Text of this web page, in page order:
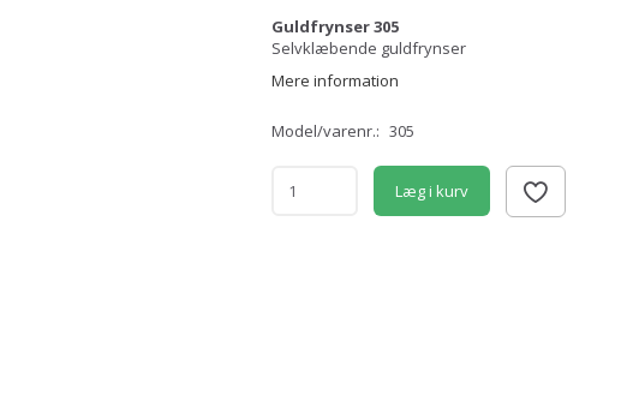
Guldfrynser 305
Selvklæbende guldfrynser
Mere information
Model/varenr.: 305
Læg i kurv